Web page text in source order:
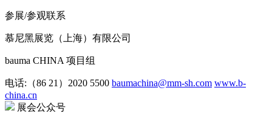
参展/参观联系
慕尼黑展览（上海）有限公司
bauma CHINA 项目组
电话:（86 21）2020 5500 baumachina@mm-sh.com www.b-
china.cn
展会公众号